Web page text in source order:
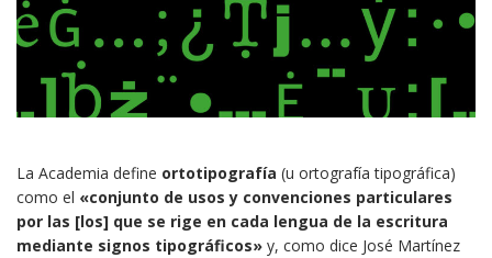
La Academia define ortotipografía (u ortografía tipográfica)
como el «conjunto de usos y convenciones particulares
por las [los] que se rige en cada lengua de la escritura
mediante signos tipográficos» y, como dice José Martínez